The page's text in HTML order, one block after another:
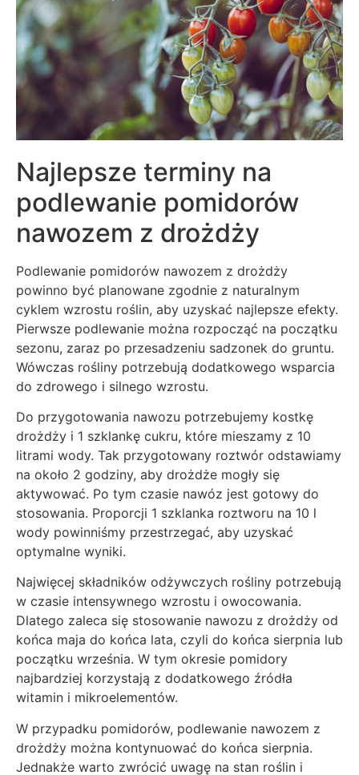
Najlepsze terminy na
podlewanie pomidorów
nawozem z drożdży
Podlewanie pomidorów nawozem z drożdży
powinno być planowane zgodnie z naturalnym
cyklem wzrostu roślin, aby uzyskać najlepsze efekty.
Pierwsze podlewanie można rozpocząć na początku
sezonu, zaraz po przesadzeniu sadzonek do gruntu.
Wówczas rośliny potrzebują dodatkowego wsparcia
do zdrowego i silnego wzrostu.
Do przygotowania nawozu potrzebujemy kostkę
drożdży i 1 szklankę cukru, które mieszamy z 10
litrami wody. Tak przygotowany roztwór odstawiamy
na około 2 godziny, aby drożdże mogły się
aktywować. Po tym czasie nawóz jest gotowy do
stosowania. Proporcji 1 szklanka roztworu na 10 l
wody powinniśmy przestrzegać, aby uzyskać
optymalne wyniki.
Najwięcej składników odżywczych rośliny potrzebują
w czasie intensywnego wzrostu i owocowania.
Dlatego zaleca się stosowanie nawozu z drożdży od
końca maja do końca lata, czyli do końca sierpnia lub
początku września. W tym okresie pomidory
najbardziej korzystają z dodatkowego źródła
witamin i mikroelementów.
W przypadku pomidorów, podlewanie nawozem z
drożdży można kontynuować do końca sierpnia.
Jednakże warto zwrócić uwagę na stan roślin i